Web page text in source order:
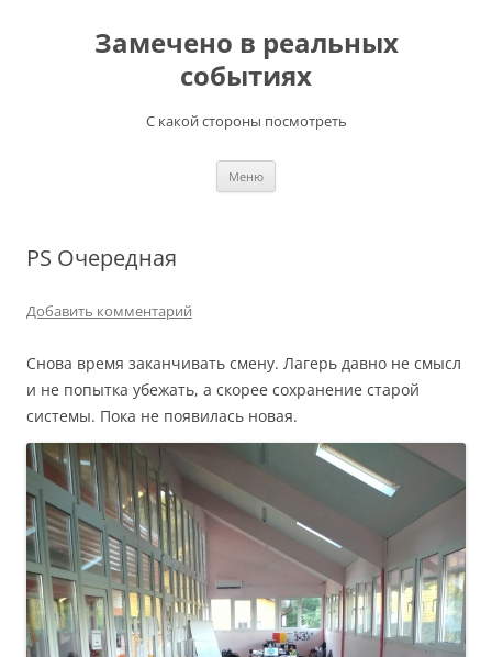
содержимомуЗамечено в реальных
событиях
С какой стороны посмотреть
Меню
PS Очередная
Добавить комментарий
Снова время заканчивать смену. Лагерь давно не смысл
и не попытка убежать, а скорее сохранение старой
системы. Пока не появилась новая.